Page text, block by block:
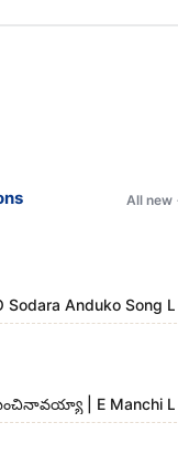
All new
Anduko Song
| E Manchi